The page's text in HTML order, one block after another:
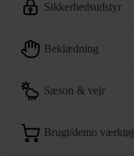
sikkerhedsudstyr
beklædning
sæson & vejr
brugt/demo værktøj